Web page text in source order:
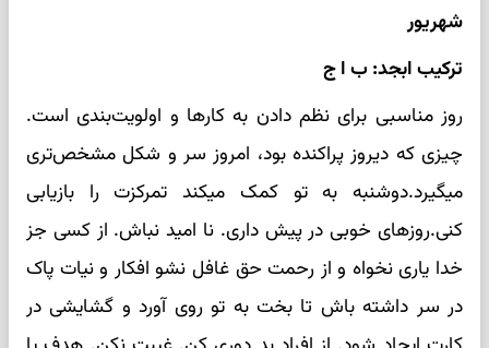
شهریور
ترکیب ابجد: ب ا ج
روز مناسبی برای نظم دادن به کارها و اولویت‌بندی است.
چیزی که دیروز پراکنده بود، امروز سر و شکل مشخص‌تری
میگیرد.دوشنبه به تو کمک میکند تمرکزت را بازیابی
کنی.روز‌های خوبی در پیش داری. نا امید نباش. از کسی جز
خدا یاری نخواه و از رحمت حق غافل نشو افکار و نیات پاک
در سر داشته باش تا بخت به تو روی آورد و گشایشی در